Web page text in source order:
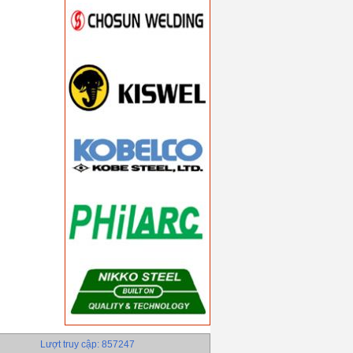
Lượt truy cập: 857247